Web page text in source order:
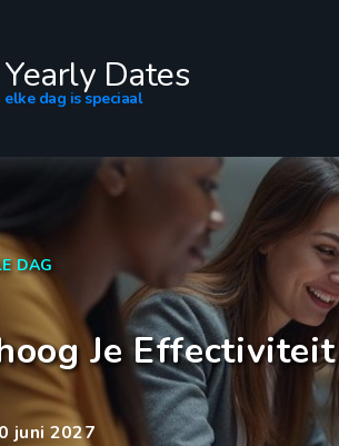
Yearly Dates
elke dag is speciaal
DAG
Je
juni 2027